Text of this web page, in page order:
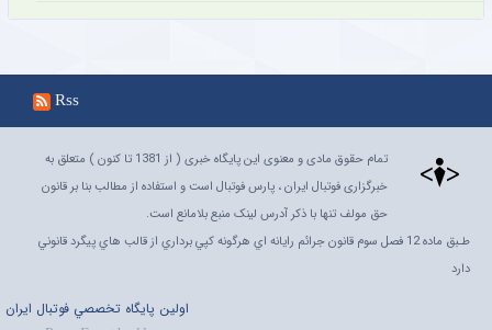
Rss
تمام حقوق مادی و معنوی این پایگاه خبری ( از 1381 تا کنون ) متعلق به
خبرگزاری فوتبال ایران ، پارس فوتبال است و استفاده از مطالب بنا بر قانون
حق مولف تنها با ذکر آدرس لینک منبع بلامانع است.
طـبق ماده 12 فصل سوم قانون جرائم رايانه اي هرگونه کپي برداري از قالب هاي پيگرد قانوني
دارد
اولين پايگاه تخصصي فوتبال ايران